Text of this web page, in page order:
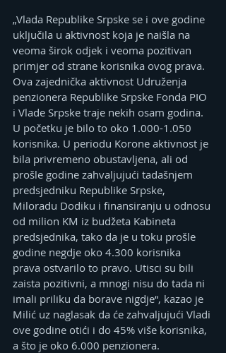
„Vlada Republike Srpske se i ove godine
uključila u aktivnost koja je naišla na
veoma širok odjek i veoma pozitivan
primjer od strane korisnika ovog prava.
Ova zajednička aktivnost Udruženja
penzionera Republike Srpske Fonda PIO
i Vlade Srpske traje nekih osam godina.
U početku je bilo to oko 1.000-1.050
korisnika. U periodu Korone aktivnost je
bila privremeno obustavljena, ali od
prošle godine zahvaljujući tadašnjem
predsjedniku Republike Srpske,
Miloradu Dodiku i finansiranju u odnosu
od milion KM iz budžeta Kabineta
predsjednika, tako da je u toku prošle
godine negdje oko 4.300 korisnika
prava ostvarilo to pravo. Utisci su bili
zaista pozitivni, a mnogi nisu do tada ni
imali priliku da borave nigdje“, kazao je
Milić uz naglasak da će zahvaljujući Vladi
ove godine otići i do 45% više korisnika,
a što je oko 6.000 penzionera.